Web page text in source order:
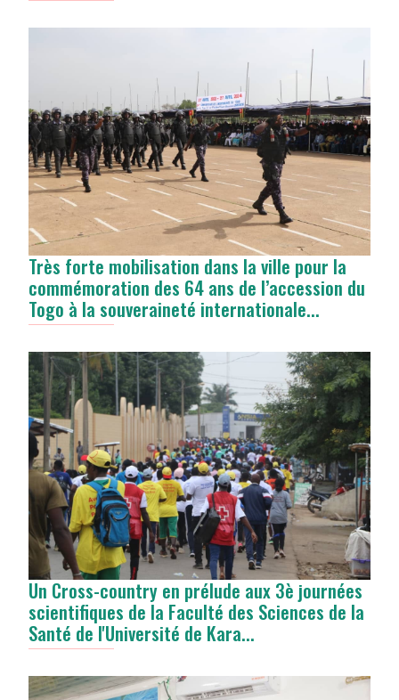
Très forte mobilisation dans la ville pour la
commémoration des 64 ans de l’accession du
Togo à la souveraineté internationale...
Un Cross-country en prélude aux 3è journées
scientifiques de la Faculté des Sciences de la
Santé de l'Université de Kara...